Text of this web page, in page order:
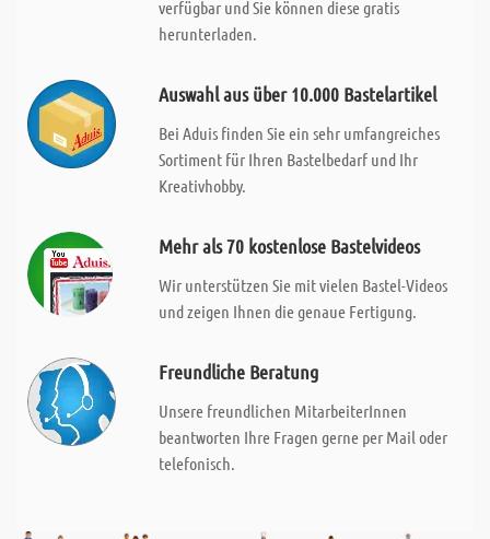
verfügbar und Sie können diese gratis
herunterladen.
Auswahl aus über 10.000 Bastelartikel
Bei Aduis finden Sie ein sehr umfangreiches
Sortiment für Ihren Bastelbedarf und Ihr
Kreativhobby.
Mehr als 70 kostenlose Bastelvideos
Wir unterstützen Sie mit vielen Bastel-Videos
und zeigen Ihnen die genaue Fertigung.
Freundliche Beratung
Unsere freundlichen MitarbeiterInnen
beantworten Ihre Fragen gerne per Mail oder
telefonisch.